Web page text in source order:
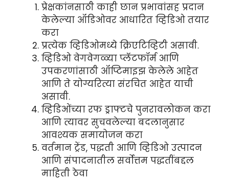
प्रेक्षकांनसाठी काही छान प्रभावांसह प्रदान
केलेल्या ऑडिओवर आधारित व्हिडिओ तयार
करा
प्रत्येक व्हिडिओमध्ये क्रिएटिव्हिटी असावी.
व्हिडिओ वेगवेगळ्या प्लॅटफॉर्म आणि
उपकरणांसाठी ऑप्टिमाइझ केलेले आहेत
आणि ते योग्यरित्या संरचित आहेत याची
असावी.
व्हिडिओंच्या रफ ड्राफ्टचे पुनरावलोकन करा
आणि त्यावर सुचवलेल्या बदलानुसार
आवश्यक समायोजन करा
वर्तमान ट्रेंड, पद्धती आणि व्हिडिओ उत्पादन
आणि संपादनातील सर्वोत्तम पद्धतींबद्दल
माहिती ठेवा